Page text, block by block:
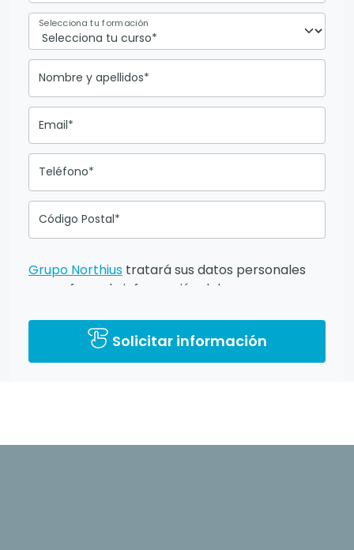
Selecciona tu formación
Nombre y apellidos*
Email*
Teléfono*
Código Postal*
Grupo Northius tratará sus datos personales
para ofrecerle información del
directamente relacionados con el interés
manifestado y, en su caso, para tramitar la
contratación correspondiente. Compartiremos
Solicitar información